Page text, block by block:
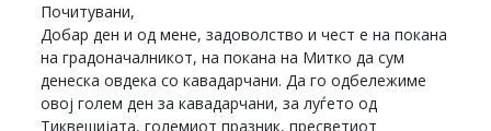
Почитувани,
Добар ден и од мене, задоволство и чест е на покана
на градоначалникот, на покана на Митко да сум
денеска овдека со кавадарчани. Да го одбележиме
овој голем ден за кавадарчани, за луѓето од
Тиквешијата, големиот празник, пресветиот